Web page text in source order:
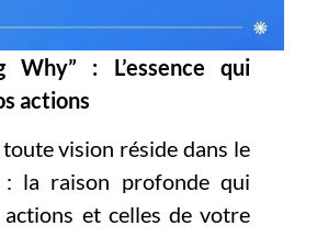
Why” : L’essence qui
actions
vision réside dans le
: la raison profonde qui
et celles de votre